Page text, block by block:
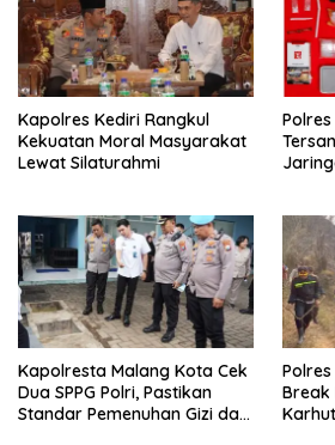
Kapolres Kediri Rangkul
Kekuatan Moral Masyarakat
Lewat Silaturahmi
Kapolresta Malang Kota Cek
Dua SPPG Polri, Pastikan
Standar Pemenuhan Gizi dan
Break